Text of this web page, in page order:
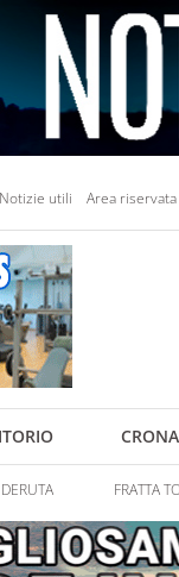
Notizie utili Area riservata
DERUTA FRATTA